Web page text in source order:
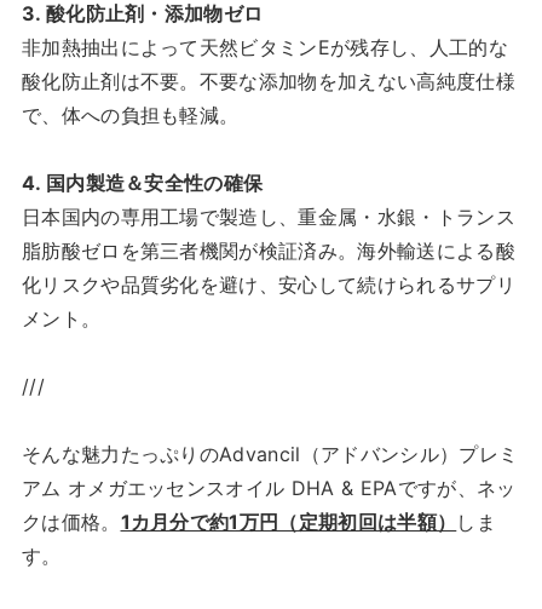
3. 酸化防止剤・添加物ゼロ
非加熱抽出によって天然ビタミンEが残存し、人工的な
酸化防止剤は不要。不要な添加物を加えない高純度仕様
で、体への負担も軽減。
4. 国内製造＆安全性の確保
日本国内の専用工場で製造し、重金属・水銀・トランス
脂肪酸ゼロを第三者機関が検証済み。海外輸送による酸
化リスクや品質劣化を避け、安心して続けられるサプリ
メント。
///
そんな魅力たっぷりのAdvancil（アドバンシル）プレミ
アム オメガエッセンスオイル DHA & EPAですが、ネッ
クは価格。 1カ月分で約1万円（定期初回は半額） しま
す。